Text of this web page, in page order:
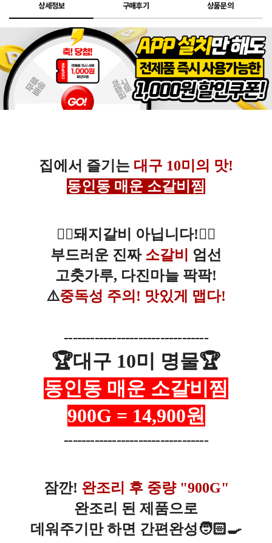
상세정보 구매후기 상품문의
집에서 즐기는 대구 10미의 맛!
동인동 매운 소갈비찜
🙅‍♂️돼지갈비 아닙니다!🙅‍♂️
부드러운 진짜 소갈비
엄선
고춧가루, 다진마늘 팍팍!
⚠️중독성 주의! 맛있게 맵다!
---------------------------------
🏆️대구 10미 명물🏆️
동인동 매운 소갈비찜
900G = 14,900원
---------------------------------
잠깐! 완조리 후 중량 "900G"
완조리 된 제품으로
데워주기만 하면 간편완성🧑🏻‍🍳